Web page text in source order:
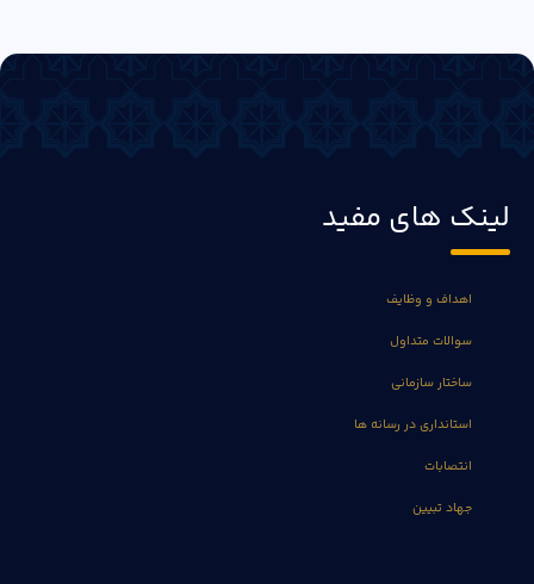
لینک های مفید
اهداف و وظایف
سوالات متداول
ساختار سازمانی
استانداری در رسانه ها
انتصابات
جهاد تبیین